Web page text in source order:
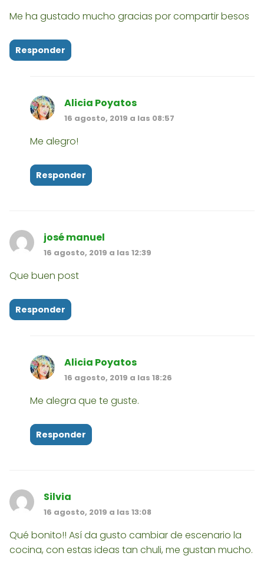
Me ha gustado mucho gracias por compartir besos
Responder
Alicia Poyatos
16 agosto, 2019 a las 08:57
Me alegro!
Responder
josé manuel
16 agosto, 2019 a las 12:39
Que buen post
Responder
Alicia Poyatos
16 agosto, 2019 a las 18:26
Me alegra que te guste.
Responder
Silvia
16 agosto, 2019 a las 13:08
Qué bonito!! Así da gusto cambiar de escenario la
cocina, con estas ideas tan chuli, me gustan mucho.